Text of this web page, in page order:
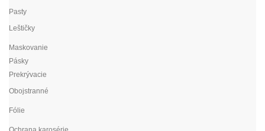
Pasty
Leštičky
Maskovanie
Pásky
Prekrývacie
Obojstranné
Fólie